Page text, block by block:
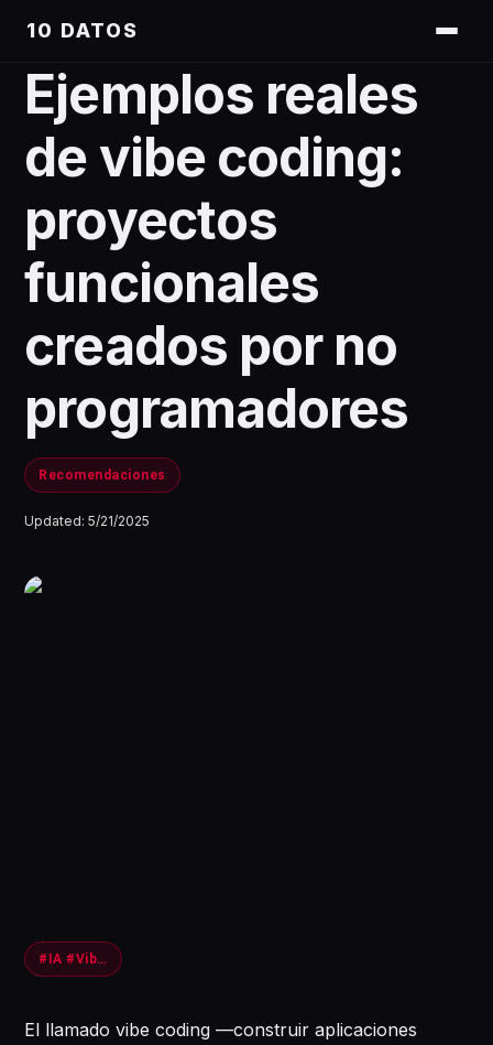
10 DATOS
Ejemplos reales
de vibe coding:
proyectos
funcionales
creados por no
programadores
Recomendaciones
Updated:5/21/2025
#IA #VibeCoding #Gaming
El llamado vibe coding —construir aplicaciones